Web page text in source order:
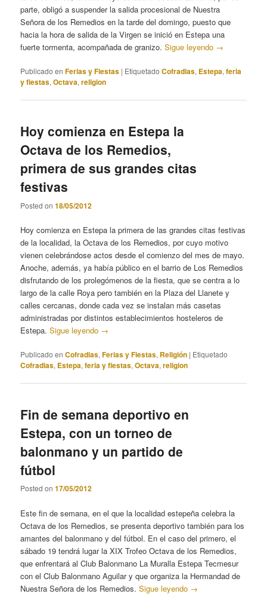
parte, obligó a suspender la salida procesional de Nuestra
Señora de los Remedios en la tarde del domingo, puesto que
hacia la hora de salida de la Virgen se inició en Estepa una
fuerte tormenta, acompañada de granizo.Sigue leyendo →
Publicado en Ferias y Fiestas | Etiquetado Cofradias, Estepa,feria
y fiestas,Octava,religion
Hoy comienza en Estepa la
Octava de los Remedios,
primera de sus grandes citas
festivas
Posted on18/05/2012
Hoy comienza en Estepa la primera de las grandes citas festivas
de la localidad, la Octava de los Remedios, por cuyo motivo
vienen celebrándose actos desde el comienzo del mes de mayo.
Anoche, además, ya había público en el barrio de Los Remedios
disfrutando de los prolegómenos de la fiesta, que se centra a lo
largo de la calle Roya pero también en la Plaza del Llanete y
calles cercanas, donde cada vez se instalan más casetas
administradas por distintos establecimientos hosteleros de
Estepa.Sigue leyendo →
Publicado en Cofradias,Ferias y Fiestas, Religión | Etiquetado
Cofradias, Estepa,feria y fiestas,Octava,religion
Fin de semana deportivo en
Estepa, con un torneo de
balonmano y un partido de
fútbol
Posted on17/05/2012
Este fin de semana, en el que la localidad estepeña celebra la
Octava de los Remedios, se presenta deportivo también para los
amantes del balonmano y del fútbol. En el caso del primero, el
sábado 19 tendrá lugar la XIX Trofeo Octava de los Remedios,
que enfrentará al Club Balonmano La Muralla Estepa Tecmesur
con el Club Balonmano Aguilar y que organiza la Hermandad de
Nuestra Señora de los Remedios.Sigue leyendo →